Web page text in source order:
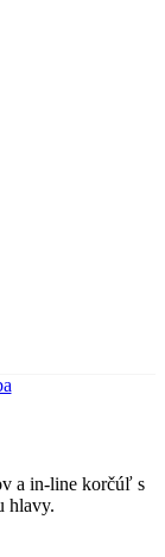
a in-line korčúľ s
hlavy.